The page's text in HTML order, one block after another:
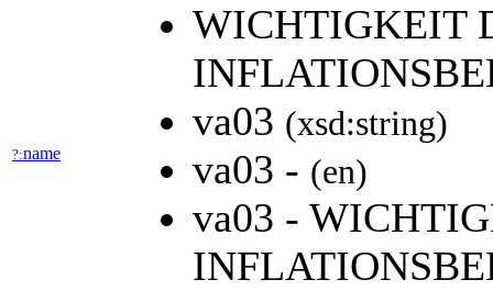
?:name
WICHTIGKEIT
va03 (xsd:string)
va03 - (en)
va03 -